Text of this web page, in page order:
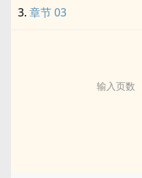
章节 03
输入页数